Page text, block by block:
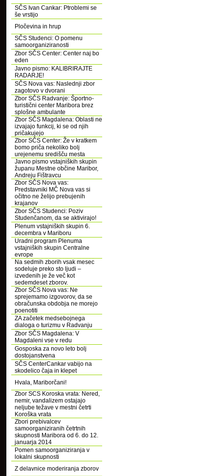
SČS Ivan Cankar: Ptroblemi se
še vrstijo
Pločevina in hrup
SČS Studenci: O pomenu
samoorganiziranosti
Zbor SČS Center: Center naj bo
eden
Javno pismo: KALIBRIRAJTE
RADARJE!
SČS Nova vas: Naslednji zbor
zagotovo v dvorani
Zbor SČS Radvanje: Športno-
turistični center Maribora brez
splošne ambulante
Zbor SČS Magdalena: Oblasti ne
izvajajo funkcij, ki se od njih
pričakujejo
Zbor SČS Center: Že v kratkem
bomo priča nekoliko bolj
urejenemu središču mesta
Javno pismo vstajniških skupin
županu Mestne občine Maribor,
Andreju Fištravcu
Zbor SČS Nova vas:
Predstavniki MČ Nova vas si
očitno ne želijo prebujenih
krajanov
Zbor SČS Studenci: Poziv
Studenčanom, da se aktivirajo!
Plenum vstajniških skupin 6.
decembra v Mariboru
Uradni program Plenuma
vstajniških skupin Centralne
evrope
Na sedmih zborih vsak mesec
sodeluje preko sto ljudi –
izvedenih je že več kot
sedemdeset zborov.
Zbor SČS Nova vas: Ne
sprejemamo izgovorov, da se
obračunska obdobja ne morejo
poenotiti
ZA začetek medsebojnega
dialoga o turizmu v Radvanju
Zbor SČS Magdalena: V
Magdaleni vse v redu
Gosposka za novo leto bolj
dostojanstvena
SČS CenterCankar vabijo na
skodelico čaja in klepet
Hvala, Mariborčani!
Zbor SCS Koroska vrata: Nered,
nemir, vandalizem ostajajo
neljube težave v mestni četrti
Koroška vrata
Zbori prebivalcev
samoorganiziranih četrtnih
skupnosti Maribora od 6. do 12.
januarja 2014
Pomen samoorganiziranja v
lokalni skupnosti
Z delavnice moderiranja zborov